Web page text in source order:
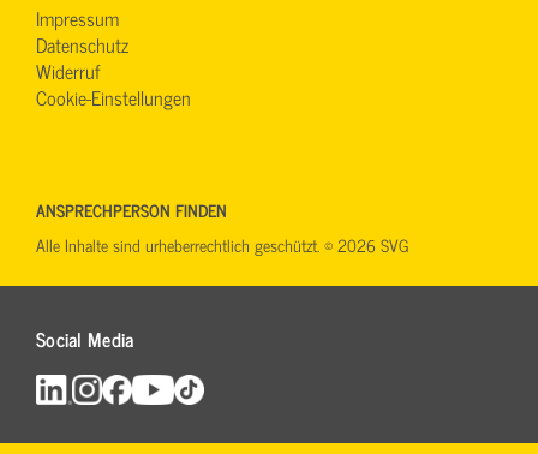
Impressum
Datenschutz
Widerruf
Cookie-Einstellungen
Social Media
ANSPRECHPERSON FINDEN
Alle Inhalte sind urheberrechtlich geschützt. © 2026 SVG